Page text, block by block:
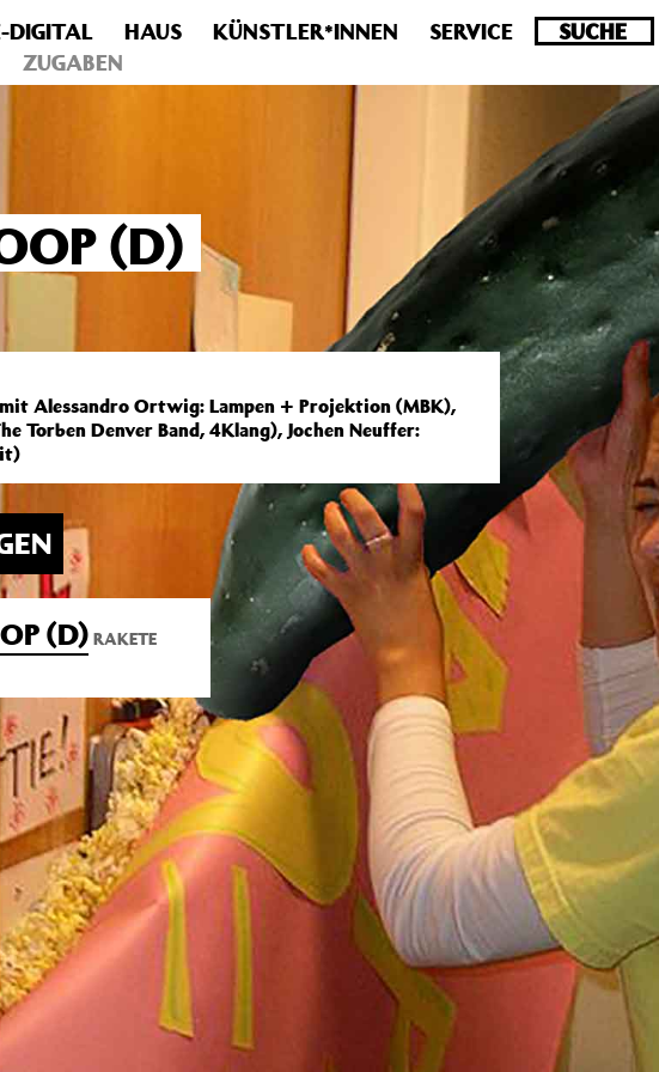
4.4.0 veraltet! Verwende stattdessen get_permalink(). in
/homepages/
DIGITAL HAUS KÜNSTLER*INNEN
SERVICE
ZUGABEN
(D)
Alessandro Ortwig: Lampen + Projektion (MBK),
Torben Denver Band, 4Klang), Jochen Neuffer:
(D) RAKETE